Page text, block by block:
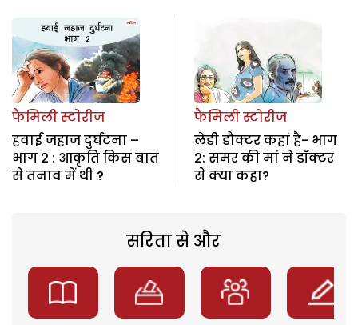
फैमिली स्टोरीज
हवाई जहाज दुर्घटना –
भाग 2 : आकृति किस बात
से तनाव में थी ?
फैमिली स्टोरीज
लेडी डौक्टर कहां है- भाग
2: समर की मां ने डॉक्टर
से क्या कहा?
सरिता से और